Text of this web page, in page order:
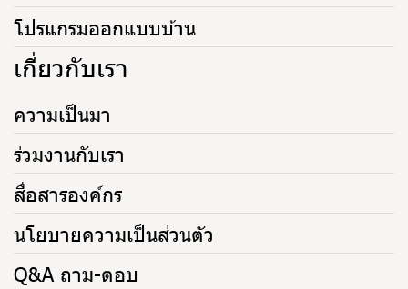
โปรแกรมออกแบบบ้าน
เกี่ยวกับเรา
ความเป็นมา
ร่วมงานกับเรา
สื่อสารองค์กร
นโยบายความเป็นส่วนตัว
Q&A ถาม-ตอบ